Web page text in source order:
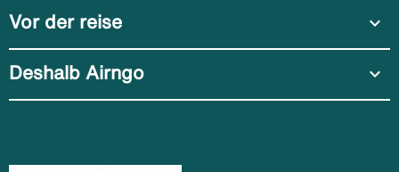
Vor der reise expand_more
Deshalb Airngo expand_more